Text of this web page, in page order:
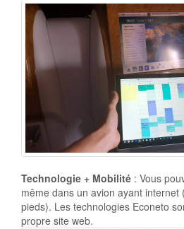
Technologie + Mobilité : Vous
même dans un avion ayant internet
pieds). Les technologies Econeto
propre site web.